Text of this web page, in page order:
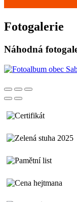
Fotogalerie
Náhodná